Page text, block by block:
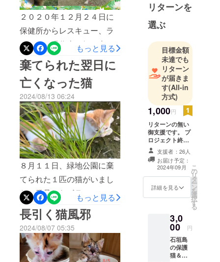
す。 書籍「保護猫物語」
１９人缶バッジセット １
人紙製ファイル ３人ポス
トカードセット ４人リ
ターンの無い御支援 ２６
人リターンは９月に業者に
発注、１０月に支援者様に
お届け予定です。お届けま
でしばらくお待ち下さいま
せ。2024.9.2Cat nursery
Larimarクラファン実施メン
バー一同
２０２０年１２月２４日に
保健所からレスキュー、ラ
リマーの現代表の飼い犬と
なった老犬ミロ。引き出し
た時点で１４歳と言われて
おり、今年１８歳になるワ
ンコです。ラリマー施設
オープンから犬所長となっ
ていたミロは、２０２４年
８月１５日にその生を終え
ました。ミロの体重は保健
所から引き出した時点で１
５キロくらい、中型犬で
す。中型犬は１５歳くらい
が平均寿命、しかもミロは
フィラリア陽性だったの
で、１８歳まで生きたのは
大往生といえます。頑張っ
もっと見る
棄てられた翌日に
亡くなった猫
2024/08/13 06:24
８月１１日、緑地公園に棄
てられた１匹の猫がいまし
た。発見したボランティア
が近付いても動こうとせ
ず、伏せたままニャーと鳴
いている猫。その後ろ足
は、交通事故で負傷してし
もっと見る
長引く猫風邪
2024/08/07 05:35
す「猫の保
育所」で
す。
石垣市とボ
ランティア
の協力によ
る定期的な
TNR活動
「島猫TNR
協議会」に
参加中！
八重山保健
所認定、第
二種動物取
扱業者。
保健所の収
スキューし
ぐ譲渡ボラ
ンティアで
応援よろし
く願いしま
リターンを
選ぶ
目標金額
未達でも
リターン
が届きま
す(All-in
方式)
1,000円
リターンの無い
御支援です。 プ
ロジェクト終了
後にお礼のメッ
セージをお送り
します。
支援者：26人
お届け予定：
2024年09月
詳細を見る
こ
の
リ
タ
ー
ン
を
選
択
す
る
3,0
00 円
石垣島
の保護
猫＆地